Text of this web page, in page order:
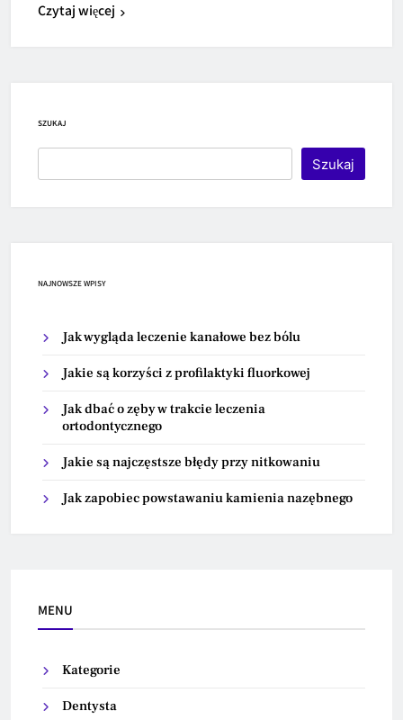
Czytaj więcej
SZUKAJ
Szukaj
NAJNOWSZE WPISY
Jak wygląda leczenie kanałowe bez bólu
Jakie są korzyści z profilaktyki fluorkowej
Jak dbać o zęby w trakcie leczenia
ortodontycznego
Jakie są najczęstsze błędy przy nitkowaniu
Jak zapobiec powstawaniu kamienia nazębnego
MENU
Kategorie
Dentysta